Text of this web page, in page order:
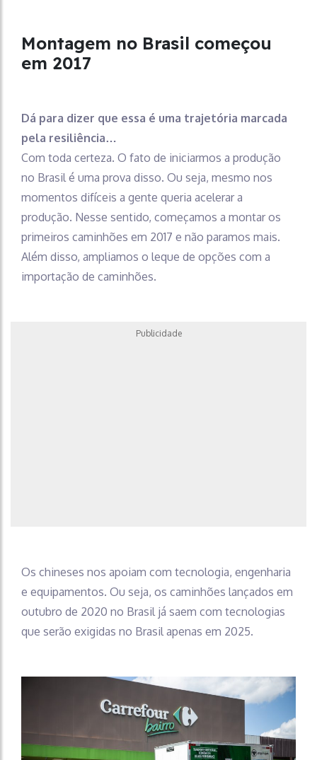
Montagem no Brasil começou
em 2017
Dá para dizer que essa é uma trajetória marcada
pela resiliência…
Com toda certeza. O fato de iniciarmos a produção
no Brasil é uma prova disso. Ou seja, mesmo nos
momentos difíceis a gente queria acelerar a
produção. Nesse sentido, começamos a montar os
primeiros caminhões em 2017 e não paramos mais.
Além disso, ampliamos o leque de opções com a
importação de caminhões.
Publicidade
Os chineses nos apoiam com tecnologia, engenharia
e equipamentos. Ou seja, os caminhões lançados em
outubro de 2020 no Brasil já saem com tecnologias
que serão exigidas no Brasil apenas em 2025.